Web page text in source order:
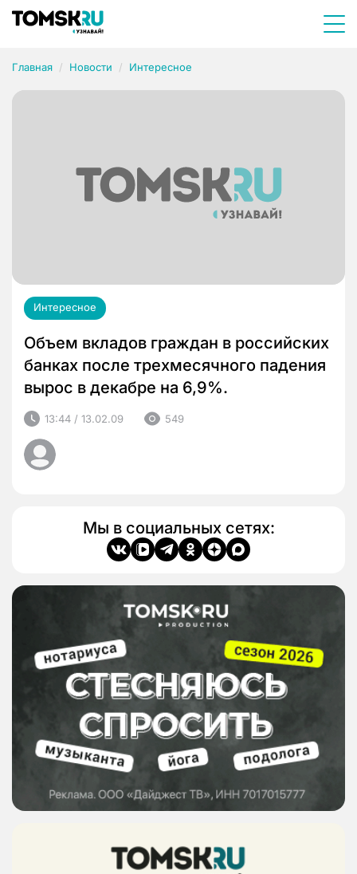
Главная Новости Интересное
Интересное
Объем вкладов граждан в российских
банках после трехмесячного падения
вырос в декабре на 6,9%.
13:44 / 13.02.09 549
Мы в социальных сетях: